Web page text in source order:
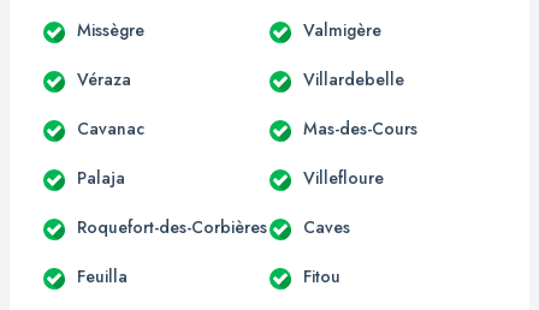
Missègre Valmigère
Véraza Villardebelle
Cavanac Mas-des-Cours
Palaja Villefloure
Roquefort-des-Corbières Caves
Feuilla Fitou